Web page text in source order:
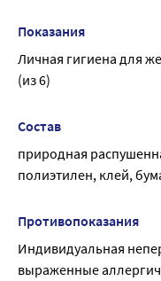
часа.
Показания
Личная гигиена для
(из 6)
Состав
природная
полиэтилен, клей,
Противопоказания
Индивидуальная
выраженные